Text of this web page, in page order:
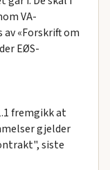
VA-
«Forskrift om
EØS-
fremgikk at
gjelder
siste